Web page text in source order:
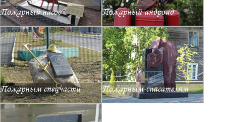
Пожарный насос Пожарный-андроид
Пожарным спецчасти Пожарным-спасателям